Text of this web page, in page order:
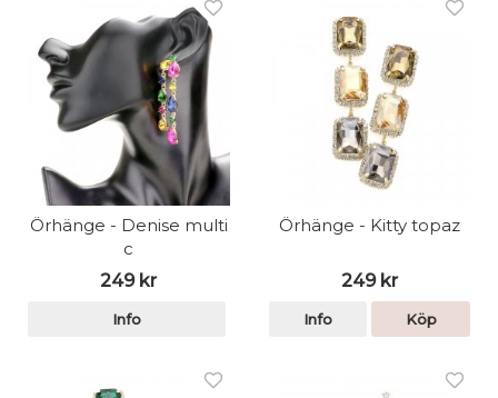
Örhänge - Denise multi
c
249 kr
Info
Örhänge - Kitty topaz
249 kr
Info Köp